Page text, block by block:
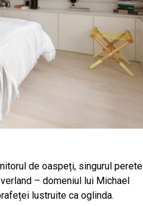
de oaspeți, singurul perete
– domeniul lui Michael
lustruite ca oglinda.